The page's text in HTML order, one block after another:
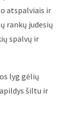
atspalviais ir
rankų judesių
spalvų ir
lyg gėlių
šiltu ir